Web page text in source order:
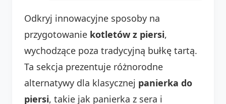
Odkryj innowacyjne sposoby na
przygotowanie kotletów z piersi,
wychodzące poza tradycyjną bułkę tartą.
Ta sekcja prezentuje różnorodne
alternatywy dla klasycznej panierka do
piersi, takie jak panierka z sera i